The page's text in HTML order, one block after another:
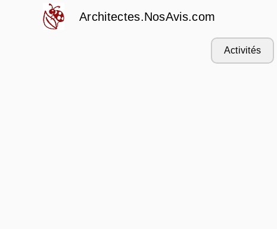
Architectes.NosAvis.com
Activités